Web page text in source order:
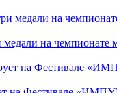
на чемпионате